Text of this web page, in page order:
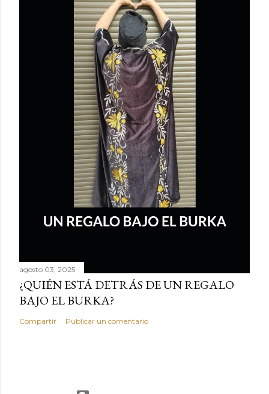
agosto 03, 2025
¿QUIÉN ESTÁ DETRÁS DE UN REGALO
BAJO EL BURKA?
Compartir Publicar un comentario